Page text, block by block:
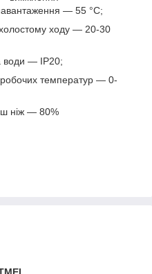
— 55 °C;
ходу — 20-30
води — IP20;
температур — 0-
ніж — 80%